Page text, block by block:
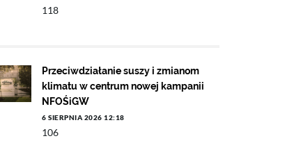
118
Przeciwdziałanie suszy i zmianom
klimatu w centrum nowej kampanii
NFOŚiGW
6 SIERPNIA 2026 12:18
106